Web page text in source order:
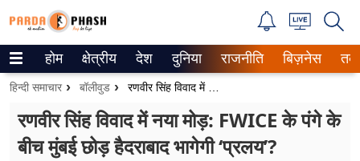
Trending on Google News
ePaper
वेब स्टोरीज
होम क्षेत्रीय देश दुनिया राजनीति बिज़नेस
हिन्दी समाचार बॉलीवुड
रणवीर सिंह विवाद में नया मोड़: FWICE के पंगे के
बीच मुंबई छोड़ हैदराबाद भागेगी ‘प्रलय’?